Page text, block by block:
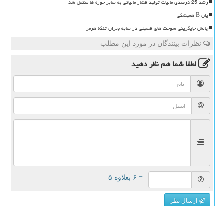
رشد 25 درصدی مالیات تولید فشار مالیاتی به سایر حوزه ها منتقل شد
پلن B همیشگی
چالش جایگزینی سوخت های فسیلی در سایه بحران تنگه هرمز
نظرات بینندگان در مورد این مطلب
لطفا شما همنظر دهید
= ۶ بعلاوه ۵
ارسال نظر